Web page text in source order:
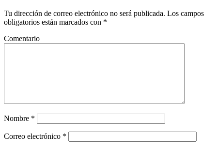
Tu dirección de correo electrónico no será publicada. Los campos
obligatorios están marcados con *
Comentario
Nombre *
Correo electrónico *